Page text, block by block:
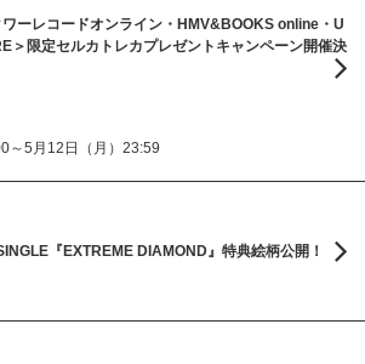
ーレコードオンライン・HMV&BOOKS online・U
＞限定セルカトレカプレゼントキャンペーン開催決
～5月12日（月）23:59
『EXTREME DIAMOND』特典絵柄公開！